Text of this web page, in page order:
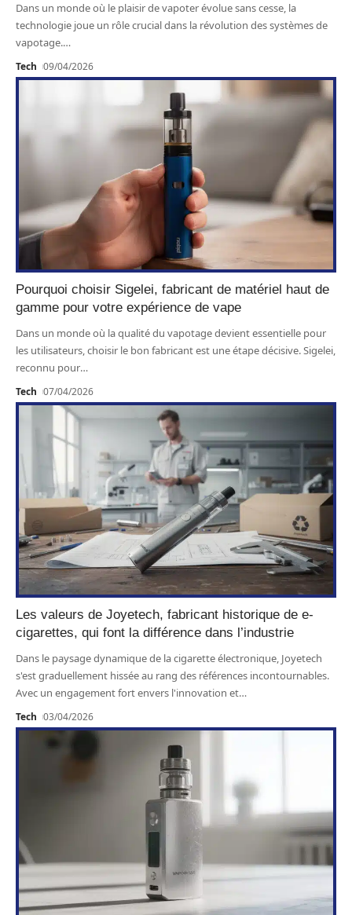
Dans un monde où le plaisir de vapoter évolue sans cesse, la
technologie joue un rôle crucial dans la révolution des systèmes de
vapotage.…
Tech 09/04/2026
Pourquoi choisir Sigelei, fabricant de matériel haut de
gamme pour votre expérience de vape
Dans un monde où la qualité du vapotage devient essentielle pour
les utilisateurs, choisir le bon fabricant est une étape décisive. Sigelei,
reconnu pour…
Tech 07/04/2026
Les valeurs de Joyetech, fabricant historique de e-
cigarettes, qui font la différence dans l’industrie
Dans le paysage dynamique de la cigarette électronique, Joyetech
s'est graduellement hissée au rang des références incontournables.
Avec un engagement fort envers l'innovation et…
Tech 03/04/2026